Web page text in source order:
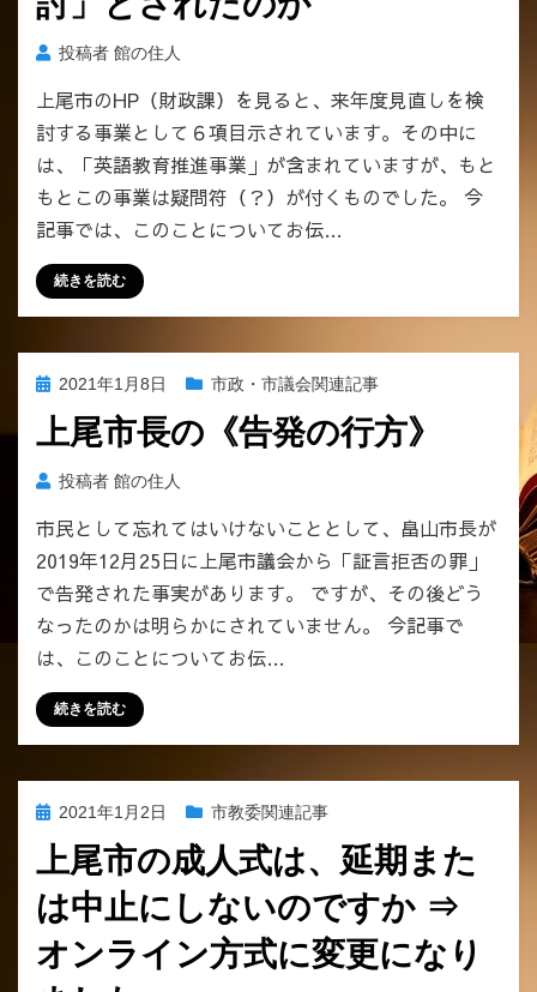
投稿者 館の住人
上尾市のHP（財政課）を見ると、来年度見直しを検
討する事業として６項目示されています。その中に
は、「英語教育推進事業」が含まれていますが、もと
もとこの事業は疑問符（？）が付くものでした。 今
記事では、このことについてお伝…
続きを読む
投
日:
2021年1月8日 市政・市議会関連記事
上尾市長の《告発の行方》
投稿者 館の住人
市民として忘れてはいけないこととして、畠山市長が
2019年12月25日に上尾市議会から「証言拒否の罪」
で告発された事実があります。 ですが、その後どう
なったのかは明らかにされていません。 今記事で
は、このことについてお伝…
続きを読む
投
日:
2021年1月2日 市教委関連記事
上尾市の成人式は、延期また
は中止にしないのですか ⇒
オンライン方式に変更になり